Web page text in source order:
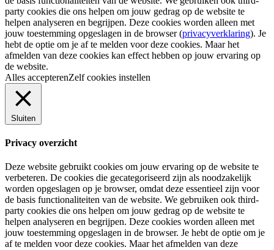
party cookies die ons helpen om jouw gedrag op de website te
helpen analyseren en begrijpen. Deze cookies worden alleen met
jouw toestemming opgeslagen in de browser (privacyverklaring). Je
hebt de optie om je af te melden voor deze cookies. Maar het
afmelden van deze cookies kan effect hebben op jouw ervaring op
de website.
Alles accepterenZelf cookies instellen
Sluiten
Privacy overzicht
Deze website gebruikt cookies om jouw ervaring op de website te
verbeteren. De cookies die gecategoriseerd zijn als noodzakelijk
worden opgeslagen op je browser, omdat deze essentieel zijn voor
de basis functionaliteiten van de website. We gebruiken ook third-
party cookies die ons helpen om jouw gedrag op de website te
helpen analyseren en begrijpen. Deze cookies worden alleen met
jouw toestemming opgeslagen in de browser. Je hebt de optie om je
af te melden voor deze cookies. Maar het afmelden van deze